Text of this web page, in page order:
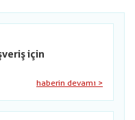
için
haberin devamı >